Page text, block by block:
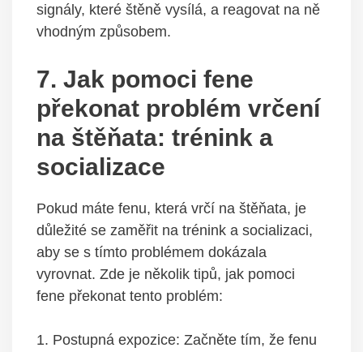
signály, které ​štěně vysílá, a reagovat na⁤ ně
‍vhodným ⁢způsobem.
7. Jak pomoci fene
překonat problém vrčení
na štěňata: trénink a
socializace
Pokud máte fenu, která vrčí ⁣na štěňata,​ je
⁤důležité se zaměřit ‍na trénink a socializaci,
⁤aby ⁤se⁤ s tímto problémem dokázala
vyrovnat. Zde je několik⁢ tipů, jak ‌pomoci⁢
fene překonat tento problém:
1. ‌Postupná expozice: Začněte tím, ⁣že⁢ fenu